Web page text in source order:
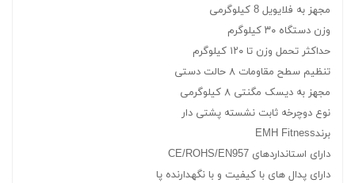
مجهز به فلایویل 8 کیلوگرمی
وزن دستگاه ۳۰ کیلوگرم
حداکثر تحمل وزن تا ۱۲۰ کیلوگرم
تنظیم سطح مقاومات ۸ حالت دستی
مجهز به دیسک مگنتی ۸ کیلوگرمی
نوع دوچرخه ثابت نشسته پشتی دار
برندEMH Fitness
دارای استانداردهای CE/ROHS/EN957
دارای پدال های با کیفیت و با نگهدارنده پا